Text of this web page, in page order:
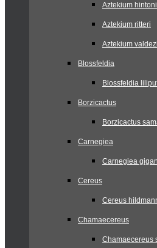
Aztekium
Aztekium ritteri
Aztekium
Blossfeldia
Blossfeldia
Borzicactus
Borzicactus
Carnegiea
Carnegiea
Cereus
Cereus
Chamaecereus
Chamaecereus